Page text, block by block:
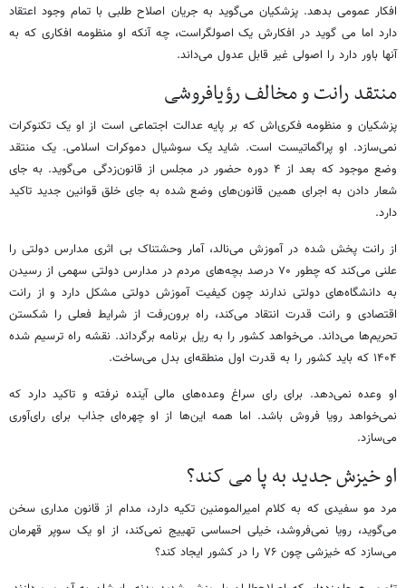
افکار عمومی بدهد. پزشکیان می‌گوید به جریان اصلاح طلبی با تمام وجود اعتقاد
دارد اما می گوید در افکارش یک اصولگراست، چه آنکه او منظومه افکاری که به
آنها باور دارد را اصولی غیر قابل عدول می‌داند.
منتقد رانت و مخالف رؤیافروشی
پزشکیان و منظومه فکری‌اش که بر پایه عدالت اجتماعی است از او یک تکنوکرات
نمی‌سازد. او پراگماتیست است. شاید یک سوشیال دموکرات اسلامی. یک منتقد
وضع موجود که بعد از ۴ دوره حضور در مجلس از قانون‌زدگی می‌گوید. به جای
شعار دادن به اجرای همین قانون‌های وضع شده به جای خلق قوانین جدید تاکید
دارد.
از رانت پخش شده در آموزش می‌نالد، آمار وحشتناک بی اثری مدارس دولتی را
علنی می‌کند که چطور ۷۰ درصد بچه‌های مردم در مدارس دولتی سهمی از رسیدن
به دانشگاه‌های دولتی ندارند چون کیفیت آموزش دولتی مشکل دارد و از رانت
اقتصادی و رانت قدرت انتقاد می‌کند، راه برون‌رفت از شرایط فعلی را شکستن
تحریم‌ها می‌داند. می‌خواهد کشور را به ریل برنامه‌ برگرداند. نقشه راه ترسیم شده
۱۴۰۴ که باید کشور را به قدرت اول منطقه‌ای بدل می‌ساخت.
او وعده نمی‌دهد. برای رای سراغ وعده‌های مالی آینده نرفته و تاکید دارد که
نمی‌خواهد رویا فروش باشد. اما همه این‌ها از او چهره‌ای جذاب برای رای‌آوری
می‌سازد.
او خیزش جدید به پا می کند؟
مرد مو سفیدی که به کلام امیرالمومنین تکیه دارد، مدام از قانون مداری سخن
می‌گوید، رویا نمی‌فروشد، خیلی احساسی تهییج نمی‌کند، از او یک سوپر قهرمان
می‌سازد که خیزشی چون ۷۶ را در کشور ایجاد کند؟